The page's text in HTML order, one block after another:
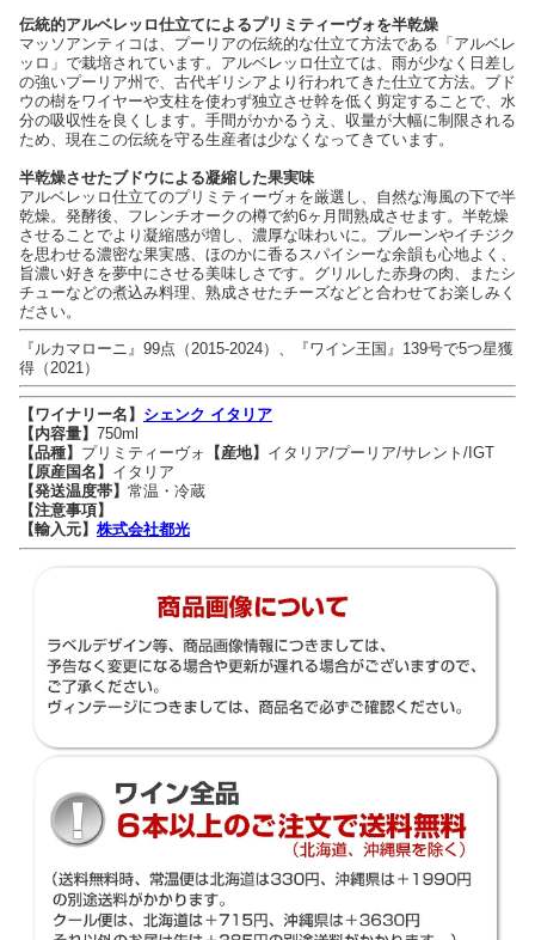
伝統的アルベレッロ仕立てによるプリミティーヴォを半乾燥
マッソアンティコは、プーリアの伝統的な仕立て方法である「アルベレ
ッロ」で栽培されています。アルベレッロ仕立ては、雨が少なく日差し
の強いプーリア州で、古代ギリシアより行われてきた仕立て方法。ブド
ウの樹をワイヤーや支柱を使わず独立させ幹を低く剪定することで、水
分の吸収性を良くします。手間がかかるうえ、収量が大幅に制限される
ため、現在この伝統を守る生産者は少なくなってきています。
半乾燥させたブドウによる凝縮した果実味
アルベレッロ仕立てのプリミティーヴォを厳選し、自然な海風の下で半
乾燥。発酵後、フレンチオークの樽で約6ヶ月間熟成させます。半乾燥
させることでより凝縮感が増し、濃厚な味わいに。プルーンやイチジク
を思わせる濃密な果実感、ほのかに香るスパイシーな余韻も心地よく、
旨濃い好きを夢中にさせる美味しさです。グリルした赤身の肉、またシ
チューなどの煮込み料理、熟成させたチーズなどと合わせてお楽しみく
ださい。
『ルカマローニ』99点（2015-2024）、『ワイン王国』139号で5つ星獲
得（2021）
【ワイナリー名】 シェンク イタリア
【内容量】 750ml
【品種】 プリミティーヴォ 【産地】 イタリア/プーリア/サレント/IGT
【原産国名】 イタリア
【発送温度帯】 常温・冷蔵
【注意事項】
【輸入元】 株式会社都光